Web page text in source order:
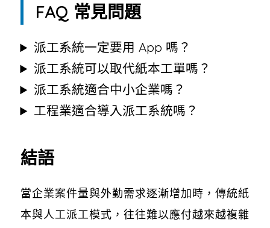
FAQ 常見問題
派工系統一定要用 App 嗎？
派工系統可以取代紙本工單嗎？
派工系統適合中小企業嗎？
工程業適合導入派工系統嗎？
結語
當企業案件量與外勤需求逐漸增加時，傳統紙
本與人工派工模式，往往難以應付越來越複雜